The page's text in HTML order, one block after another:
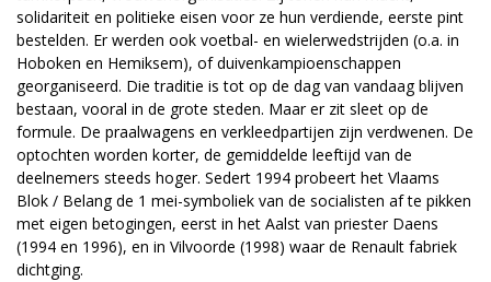
solidariteit en politieke eisen voor ze hun verdiende, eerste pint
bestelden. Er werden ook voetbal- en wielerwedstrijden (o.a. in
Hoboken en Hemiksem), of duivenkampioenschappen
georganiseerd. Die traditie is tot op de dag van vandaag blijven
bestaan, vooral in de grote steden. Maar er zit sleet op de
formule. De praalwagens en verkleedpartijen zijn verdwenen. De
optochten worden korter, de gemiddelde leeftijd van de
deelnemers steeds hoger. Sedert 1994 probeert het Vlaams
Blok / Belang de 1 mei-symboliek van de socialisten af te pikken
met eigen betogingen, eerst in het Aalst van priester Daens
(1994 en 1996), en in Vilvoorde (1998) waar de Renault fabriek
dichtging.